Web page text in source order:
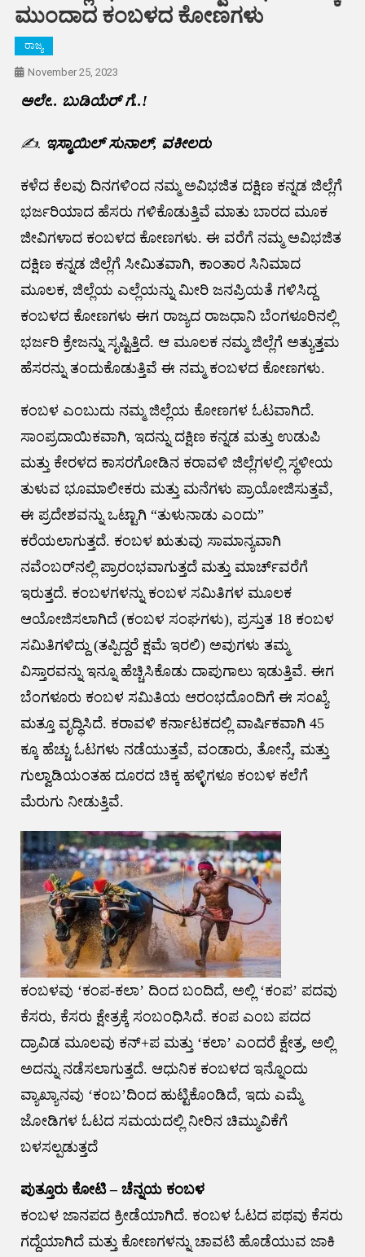
ಮುಂದಾದ ಕಂಬಳದ ಕೋಣಗಳು
ರಾಜ್ಯ
November 25, 2023
ಅಲೇ.. ಬುಡಿಯೆರ್ ಗೆ..!
✍️. ಇಸ್ಮಾಯಿಲ್ ಸುನಾಲ್, ವಕೀಲರು
ಕಳೆದ ಕೆಲವು ದಿನಗಳಿಂದ ನಮ್ಮ ಅವಿಭಜಿತ ದಕ್ಷಿಣ ಕನ್ನಡ ಜಿಲ್ಲೆಗೆ
ಭರ್ಜರಿಯಾದ ಹೆಸರು ಗಳಿಕೊಡುತ್ತಿವೆ ಮಾತು ಬಾರದ ಮೂಕ
ಜೀವಿಗಳಾದ ಕಂಬಳದ ಕೋಣಗಳು. ಈ ವರೆಗೆ ನಮ್ಮ ಅವಿಭಜಿತ
ದಕ್ಷಿಣ ಕನ್ನಡ ಜಿಲ್ಲೆಗೆ ಸೀಮಿತವಾಗಿ, ಕಾಂತಾರ ಸಿನಿಮಾದ
ಮೂಲಕ, ಜಿಲ್ಲೆಯ ಎಲ್ಲೆಯನ್ನು ಮೀರಿ ಜನಪ್ರಿಯತೆ ಗಳಿಸಿದ್ದ
ಕಂಬಳದ ಕೋಣಗಳು ಈಗ ರಾಜ್ಯದ ರಾಜಧಾನಿ ಬೆಂಗಳೂರಿನಲ್ಲಿ
ಭರ್ಜರಿ ಕ್ರೇಜನ್ನು ಸೃಷ್ಟಿತ್ತಿದೆ. ಆ ಮೂಲಕ ನಮ್ಮ ಜಿಲ್ಲೆಗೆ ಅತ್ಯುತ್ತಮ
ಹೆಸರನ್ನು ತಂದುಕೊಡುತ್ತಿವೆ ಈ ನಮ್ಮ ಕಂಬಳದ ಕೋಣಗಳು.
ಕಂಬಳ ಎಂಬುದು ನಮ್ಮ ಜಿಲ್ಲೆಯ ಕೋಣಗಳ ಓಟವಾಗಿದೆ.
ಸಾಂಪ್ರದಾಯಿಕವಾಗಿ, ಇದನ್ನು ದಕ್ಷಿಣ ಕನ್ನಡ ಮತ್ತು ಉಡುಪಿ
ಮತ್ತು ಕೇರಳದ ಕಾಸರಗೋಡಿನ ಕರಾವಳಿ ಜಿಲ್ಲೆಗಳಲ್ಲಿ ಸ್ಥಳೀಯ
ತುಳುವ ಭೂಮಾಲೀಕರು ಮತ್ತು ಮನೆಗಳು ಪ್ರಾಯೋಜಿಸುತ್ತವೆ,
ಈ ಪ್ರದೇಶವನ್ನು ಒಟ್ಟಾಗಿ “ತುಳುನಾಡು ಎಂದು”
ಕರೆಯಲಾಗುತ್ತದೆ. ಕಂಬಳ ಋತುವು ಸಾಮಾನ್ಯವಾಗಿ
ನವೆಂಬರ್‌ನಲ್ಲಿ ಪ್ರಾರಂಭವಾಗುತ್ತದೆ ಮತ್ತು ಮಾರ್ಚ್‌ವರೆಗೆ
ಇರುತ್ತದೆ. ಕಂಬಳಗಳನ್ನು ಕಂಬಳ ಸಮಿತಿಗಳ ಮೂಲಕ
ಆಯೋಜಿಸಲಾಗಿದೆ (ಕಂಬಳ ಸಂಘಗಳು), ಪ್ರಸ್ತುತ 18 ಕಂಬಳ
ಸಮಿತಿಗಳಿದ್ದು (ತಪ್ಪಿದ್ದರೆ ಕ್ಷಮೆ ಇರಲಿ) ಅವುಗಳು ತಮ್ಮ
ವಿಸ್ತಾರವನ್ನು ಇನ್ನೂ ಹೆಚ್ಚಿಸಿಕೊಡು ದಾಪುಗಾಲು ಇಡುತ್ತಿವೆ. ಈಗ
ಬೆಂಗಳೂರು ಕಂಬಳ ಸಮಿತಿಯ ಆರಂಭದೊಂದಿಗೆ ಈ ಸಂಖ್ಯೆ
ಮತ್ತೂ ವೃದ್ಧಿಸಿದೆ. ಕರಾವಳಿ ಕರ್ನಾಟಕದಲ್ಲಿ ವಾರ್ಷಿಕವಾಗಿ 45
ಕ್ಕೂ ಹೆಚ್ಚು ಓಟಗಳು ನಡೆಯುತ್ತವೆ, ವಂಡಾರು, ತೋನ್ಸೆ, ಮತ್ತು
ಗುಲ್ವಾಡಿಯಂತಹ ದೂರದ ಚಿಕ್ಕ ಹಳ್ಳಿಗಳೂ ಕಂಬಳ ಕಲೆಗೆ
ಮೆರುಗು ನೀಡುತ್ತಿವೆ.
ಕಂಬಳವು ‘ಕಂಪ-ಕಲಾ’ ದಿಂದ ಬಂದಿದೆ, ಅಲ್ಲಿ ‘ಕಂಪ’ ಪದವು
ಕೆಸರು, ಕೆಸರು ಕ್ಷೇತ್ರಕ್ಕೆ ಸಂಬಂಧಿಸಿದೆ. ಕಂಪ ಎಂಬ ಪದದ
ದ್ರಾವಿಡ ಮೂಲವು ಕನ್+ಪ ಮತ್ತು ‘ಕಲಾ’ ಎಂದರೆ ಕ್ಷೇತ್ರ, ಅಲ್ಲಿ
ಅದನ್ನು ನಡೆಸಲಾಗುತ್ತದೆ. ಆಧುನಿಕ ಕಂಬಳದ ಇನ್ನೊಂದು
ವ್ಯಾಖ್ಯಾನವು ‘ಕಂಬ’ದಿಂದ ಹುಟ್ಟಿಕೊಂಡಿದೆ, ಇದು ಎಮ್ಮೆ
ಜೋಡಿಗಳ ಓಟದ ಸಮಯದಲ್ಲಿ ನೀರಿನ ಚಿಮ್ಮುವಿಕೆಗೆ
ಬಳಸಲ್ಪಡುತ್ತದೆ
ಪುತ್ತೂರು ಕೋಟಿ – ಚೆನ್ನಯ ಕಂಬಳ
ಕಂಬಳ ಜಾನಪದ ಕ್ರೀಡೆಯಾಗಿದೆ. ಕಂಬಳ ಓಟದ ಪಥವು ಕೆಸರು
ಗದ್ದೆಯಾಗಿದೆ ಮತ್ತು ಕೋಣಗಳನ್ನು ಚಾವಟಿ ಹೊಡೆಯುವ ಜಾಕಿ